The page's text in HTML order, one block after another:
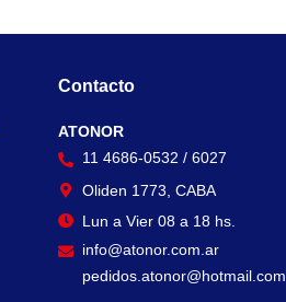
Contacto
ATONOR
11 4686-0532 / 6027
Oliden 1773, CABA
Lun a Vier 08 a 18 hs.
info@atonor.com.ar
pedidos.atonor@hotmail.com